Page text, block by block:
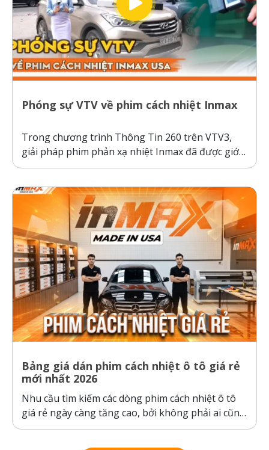
Phóng sự VTV về phim cách nhiệt Inmax
Trong chương trình Thông Tin 260 trên VTV3,
giải pháp phim phản xạ nhiệt Inmax đã được giới
thiệu như một bước tiến công nghệ giúp bảo vệ ô
nóng gay gắt. Thực tế kiểm nghiệm cho thấy, ô...
Bảng giá dán phim cách nhiệt ô tô giá rẻ
mới nhất 2026
Nhu cầu tìm kiếm các dòng phim cách nhiệt ô tô
giá rẻ ngày càng tăng cao, bởi không phải ai cũng
sẵn sàng bỏ ra hàng chục triệu đồng cho một gói